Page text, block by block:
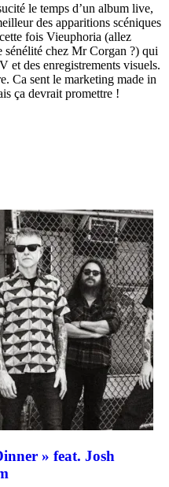
le temps d’un album live,
des apparitions scéniques
fois Vieuphoria (allez
chez Mr Corgan ?) qui
et des enregistrements visuels.
Ca sent le marketing made in
ça devrait promettre !
» feat. Josh